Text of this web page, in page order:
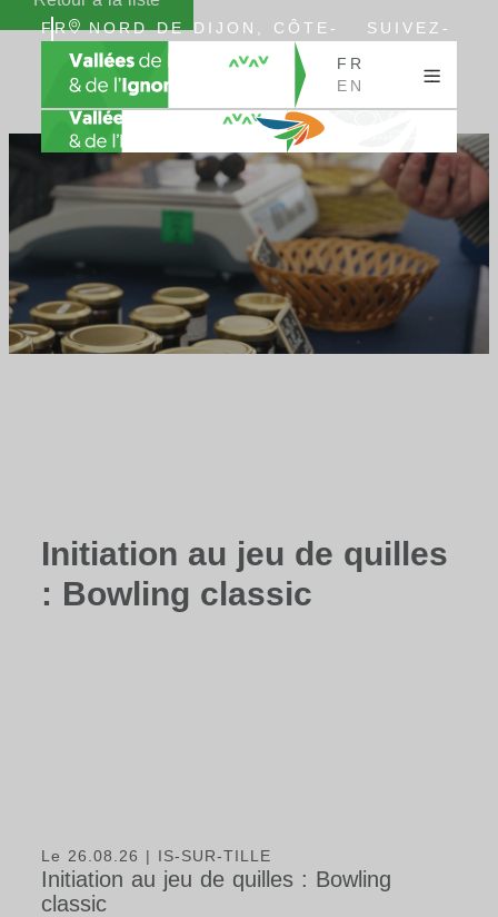
FR
EN
NORD DE DIJON, CÔTE-
D’OR, BOURGOGNE
SUIVEZ-
FR
EN
Initiation au jeu de quilles
: Bowling classic
Le 26.08.26 | IS-SUR-TILLE
Initiation au jeu de quilles : Bowling
classic